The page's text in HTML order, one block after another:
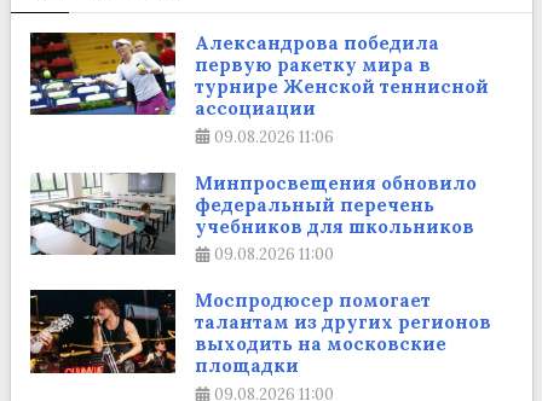
Александрова победила
первую ракетку мира в
турнире Женской теннисной
ассоциации
09.08.2026 11:06
Минпросвещения обновило
федеральный перечень
учебников для школьников
09.08.2026 11:00
Моспродюсер помогает
талантам из других регионов
выходить на московские
площадки
09.08.2026 11:00